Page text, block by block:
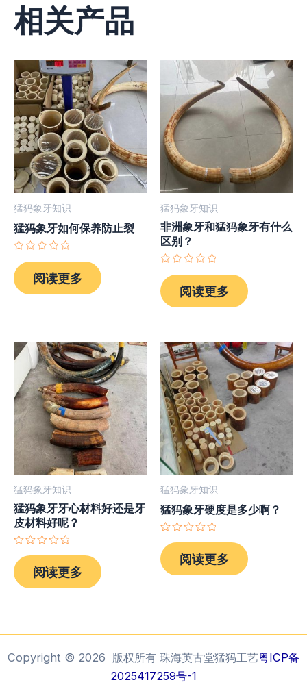
相关产品
猛犸象牙知识
猛犸象牙如何保养防止裂
分
0
&sol;
阅读更多
猛犸象牙知识
非洲象牙和猛犸象牙有什么
区别？
分
0
&sol;
阅读更多
猛犸象牙知识
猛犸象牙牙心材料好还是牙
皮材料好呢？
评
分
0
&sol;
阅读更多
猛犸象牙知识
猛犸象牙硬度是多少啊？
评
分
0
&sol;
阅读更多
Copyright © 2026 版权所有 珠海英古堂猛犸工艺粤ICP备
2025417259号-1